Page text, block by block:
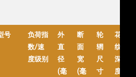
号
负荷指
数/速
度级别
外
直
径
(毫
断
面
宽
(毫
轮
辋
尺
寸
花
纹
深
度